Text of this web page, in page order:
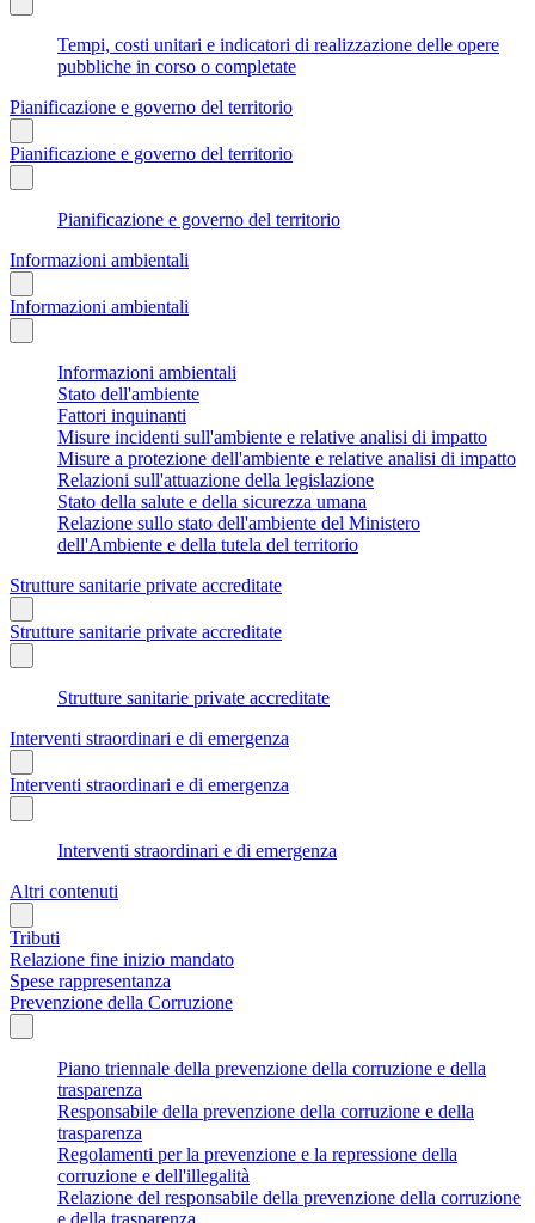
Tempi, costi unitari e indicatori di realizzazione delle opere
pubbliche in corso o completate
Pianificazione e governo del territorio
Pianificazione e governo del territorio
Pianificazione e governo del territorio
Informazioni ambientali
Informazioni ambientali
Informazioni ambientali
Stato dell'ambiente
Fattori inquinanti
Misure incidenti sull'ambiente e relative analisi di impatto
Misure a protezione dell'ambiente e relative analisi di impatto
Relazioni sull'attuazione della legislazione
Stato della salute e della sicurezza umana
Relazione sullo stato dell'ambiente del Ministero
dell'Ambiente e della tutela del territorio
Strutture sanitarie private accreditate
Strutture sanitarie private accreditate
Strutture sanitarie private accreditate
Interventi straordinari e di emergenza
Interventi straordinari e di emergenza
Interventi straordinari e di emergenza
Altri contenuti
Tributi
Relazione fine inizio mandato
Spese rappresentanza
Prevenzione della Corruzione
Piano triennale della prevenzione della corruzione e della
trasparenza
Responsabile della prevenzione della corruzione e della
trasparenza
Regolamenti per la prevenzione e la repressione della
corruzione e dell'illegalità
Relazione del responsabile della prevenzione della corruzione
e della trasparenza